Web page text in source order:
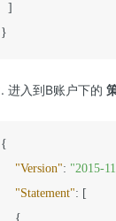
  ]
进入到B账户下的
{
"Version": "2015-
"Statement": [
{